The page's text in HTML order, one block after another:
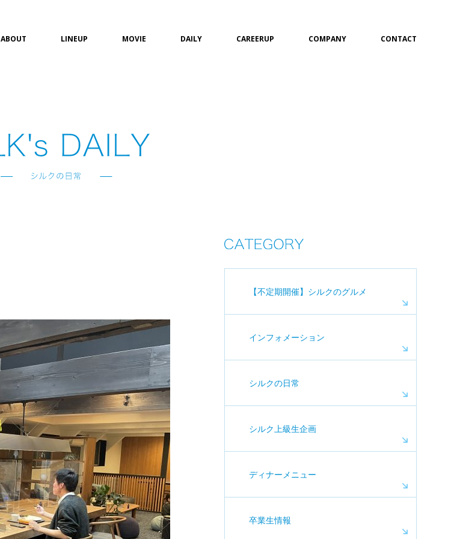
ABOUT LINEUP MOVIE DAILY CAREERUP COMPANY CONTACT
【不定期開催】シルクのグルメ
インフォメーション
シルクの日常
シルク上級生企画
ディナーメニュー
卒業生情報